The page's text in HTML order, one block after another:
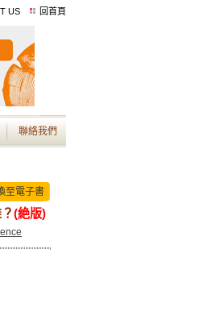
US 回首頁
聯絡我們
至電子書
(絶版)